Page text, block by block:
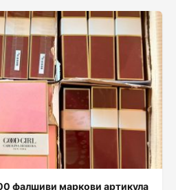
фалшиви маркови артикула